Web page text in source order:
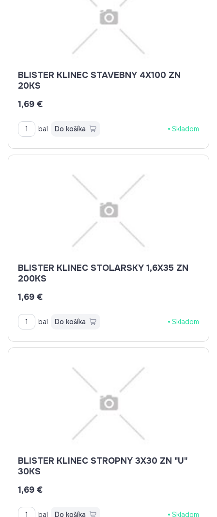
BLISTER KLINEC STAVEBNY 4X100 ZN
20KS
1,69 €
bal Do košíka Skladom
BLISTER KLINEC STOLARSKY 1,6X35 ZN
200KS
1,69 €
bal Do košíka Skladom
BLISTER KLINEC STROPNY 3X30 ZN "U"
30KS
1,69 €
bal Do košíka Skladom